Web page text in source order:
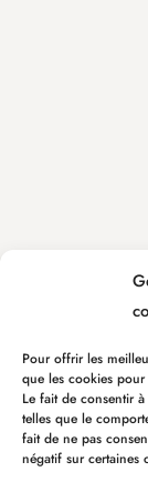
Pour offrir les
que les cookies
Le fait de consentir
telles que le
fait de ne pas
négatif sur certaines